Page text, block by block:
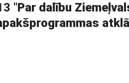
"Par dalību